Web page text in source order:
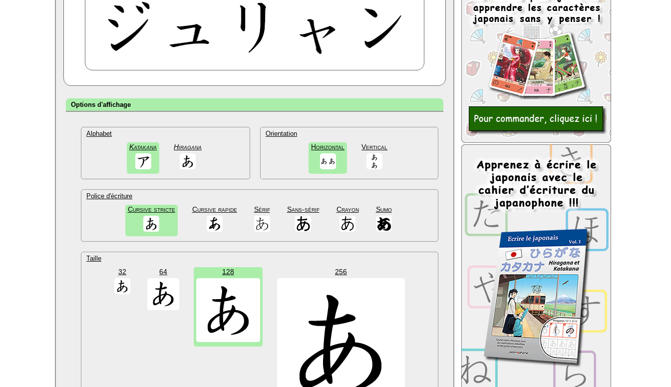
Options d'affichage
Alphabet
Katakana Hiragana
Orientation
Horizontal Vertical
Police d'écriture
Cursive stricte Cursive rapide Sérif Sans-sérif Crayon Sumo
Taille
32 64 128 256